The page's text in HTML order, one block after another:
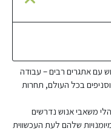
עם אתגרים רבים – עבודה
בכל העולם, תחרות
משאבי אנוש נדרשים
שלהם לעת העכשווית